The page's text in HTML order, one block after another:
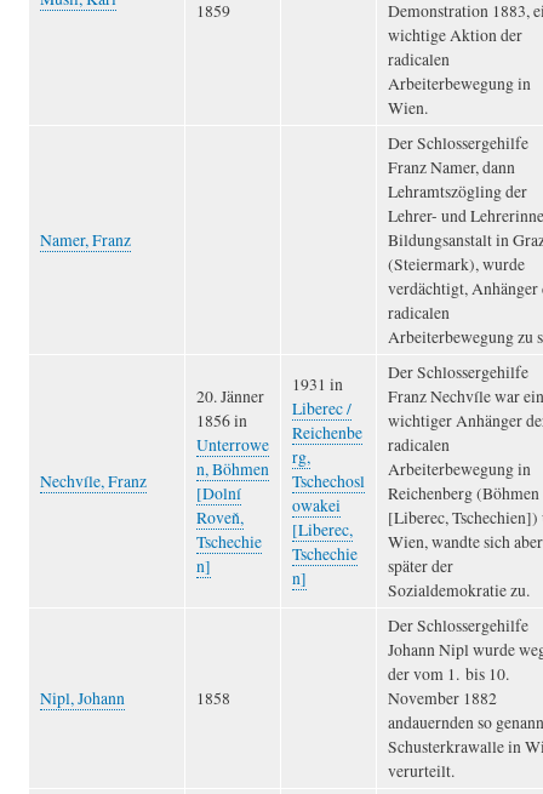
1859
Demonstration 1883,
wichtige Aktion der
radicalen
Arbeiterbewegung in
Wien.
Namer, Franz
Der Schlossergehilfe
Franz Namer, dann
Lehramtszögling der
Lehrer- und
Bildungsanstalt in
(Steiermark), wurde
verdächtigt, Anhänger
radicalen
Arbeiterbewegung zu
Nechvíle, Franz
20. Jänner
1856 in
Unterrowe
n, Böhmen
[Dolní
Roveň,
Tschechie
n]
1931 in
Liberec /
Reichenbe
rg,
Tschechosl
owakei
[Liberec,
Tschechie
n]
Der Schlossergehilfe
Franz Nechvíle war ein
wichtiger Anhänger
radicalen
Arbeiterbewegung in
Reichenberg (Böhmen
[Liberec, Tschechien])
Wien, wandte sich aber
später der
Sozialdemokratie zu.
Nipl, Johann 1858
Der Schlossergehilfe
Johann Nipl wurde
der vom 1. bis 10.
November 1882
andauernden so
Schusterkrawalle in
verurteilt.